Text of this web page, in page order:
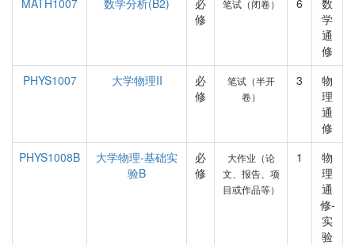
MATH1007 数学分析(B2)
必
修
笔试（闭卷） 6
数
学
通
修
PHYS1007
大学物理II
必
修
笔试（半开
卷）
3
物
理
通
修
PHYS1008B
大学物理-基础实
验B
必
修
大作业（论
文、报告、项
目或作品等）
1
物
理
通
修-
实
验